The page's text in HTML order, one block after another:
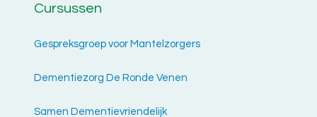
Cursussen
Gespreksgroep voor Mantelzorgers
Dementiezorg De Ronde Venen
Samen Dementievriendelijk